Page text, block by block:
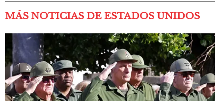
MÁS NOTICIAS DE ESTADOS UNIDOS